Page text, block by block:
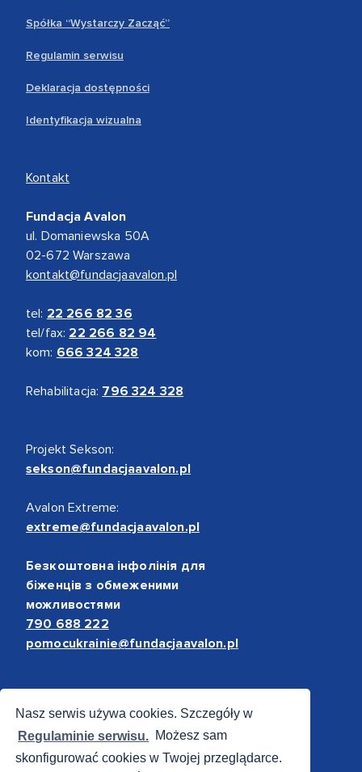
Nasz serwis używa cookies. Szczegóły w
Regulaminie serwisu. Możesz sam
skonfigurować cookies w Twojej przeglądarce.
Spółka “Wystarczy Zacząć”
Regulamin serwisu
Deklaracja dostępności
Identyfikacja wizualna
Kontakt
Fundacja Avalon
ul. Domaniewska 50A
02-672 Warszawa
kontakt@fundacjaavalon.pl
tel: 22 266 82 36
tel/fax: 22 266 82 94
kom: 666 324 328
Rehabilitacja: 796 324 328
Projekt Sekson:
sekson@fundacjaavalon.pl
Avalon Extreme:
extreme@fundacjaavalon.pl
Безкоштовна інфолінія для
біженців з обмеженими
можливостями
790 688 222
pomocukrainie@fundacjaavalon.pl
Bezpieczne płatności